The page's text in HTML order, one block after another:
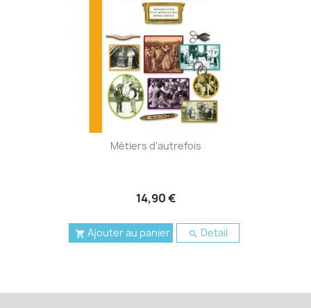
Métiers d'autrefois
14,90 €
 Ajouter au panier  Detail